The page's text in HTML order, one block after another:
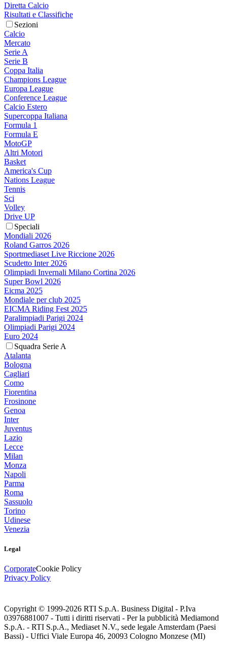
Diretta Calcio
Risultati e Classifiche
Sezioni
Calcio
Mercato
Serie A
Serie B
Coppa Italia
Champions League
Europa League
Conference League
Calcio Estero
Supercoppa Italiana
Formula 1
Formula E
MotoGP
Altri Motori
Basket
America's Cup
Nations League
Tennis
Sci
Volley
Drive UP
Speciali
Mondiali 2026
Roland Garros 2026
Sportmediaset Live Riccione 2026
Scudetto Inter 2026
Olimpiadi Invernali Milano Cortina 2026
Super Bowl 2026
Eicma 2025
Mondiale per club 2025
EICMA Riding Fest 2025
Paralimpiadi Parigi 2024
Olimpiadi Parigi 2024
Euro 2024
Squadra Serie A
Atalanta
Bologna
Cagliari
Como
Fiorentina
Frosinone
Genoa
Inter
Juventus
Lazio
Lecce
Milan
Monza
Napoli
Parma
Roma
Sassuolo
Torino
Udinese
Venezia
Legal
CorporateCookie Policy
Privacy Policy
Copyright © 1999-2026 RTI S.p.A. Business Digital - P.Iva
03976881007 - Tutti i diritti riservati - Per la pubblicità Mediamond
S.p.A. - RTI S.p.A., Mediaset N.V., sede legale Amsterdam (Paesi
Bassi) - Uffici Viale Europa 46, 20093 Cologno Monzese (MI)